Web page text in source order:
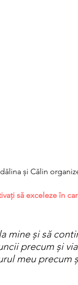
și Călin
să exceleze în
mine și să
precum și
meu precum